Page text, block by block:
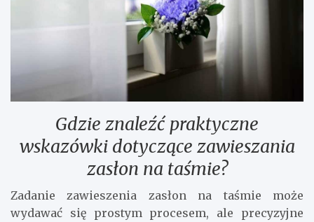
Gdzie znaleźć praktyczne
wskazówki dotyczące zawieszania
zasłon na taśmie?
Zadanie zawieszenia zasłon na taśmie może
wydawać się prostym procesem, ale precyzyjne